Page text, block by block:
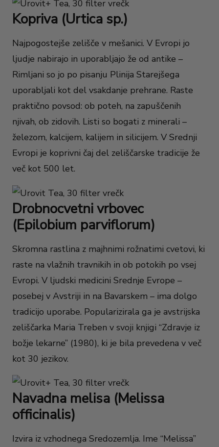
Kopriva (Urtica sp.)
Najpogostejše zelišče v mešanici. V Evropi jo
ljudje nabirajo in uporabljajo že od antike –
Rimljani so jo po pisanju Plinija Starejšega
uporabljali kot del vsakdanje prehrane. Raste
praktično povsod: ob poteh, na zapuščenih
njivah, ob zidovih. Listi so bogati z minerali –
železom, kalcijem, kalijem in silicijem. V Srednji
Evropi je koprivni čaj del zeliščarske tradicije že
več kot 500 let.
Drobnocvetni vrbovec
(Epilobium parviflorum)
Skromna rastlina z majhnimi rožnatimi cvetovi, ki
raste na vlažnih travnikih in ob potokih po vsej
Evropi. V ljudski medicini Srednje Evrope –
posebej v Avstriji in na Bavarskem – ima dolgo
tradicijo uporabe. Popularizirala ga je avstrijska
zeliščarka Maria Treben v svoji knjigi “Zdravje iz
božje lekarne” (1980), ki je bila prevedena v več
kot 30 jezikov.
Navadna melisa (Melissa
officinalis)
Izvira iz vzhodnega Sredozemlja. Ime “Melissa”